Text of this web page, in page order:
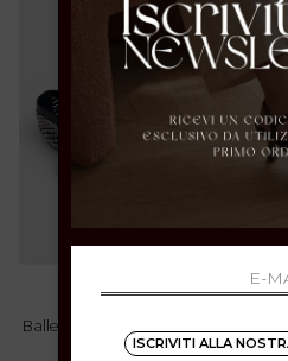
Ballerina Mary Jane Con Strass
Nero
ISCRIVITI ALLA